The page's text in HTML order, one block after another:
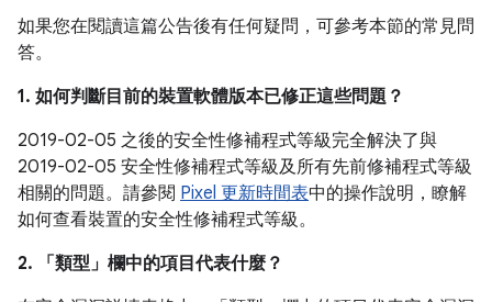
如果您在閱讀這篇公告後有任何疑問，可參考本節的常見問
答。
1. 如何判斷目前的裝置軟體版本已修正這些問題？
2019-02-05 之後的安全性修補程式等級完全解決了與
2019-02-05 安全性修補程式等級及所有先前修補程式等級
相關的問題。請參閱 Pixel 更新時間表中的操作說明，瞭解
如何查看裝置的安全性修補程式等級。
2. 「類型」 欄中的項目代表什麼？